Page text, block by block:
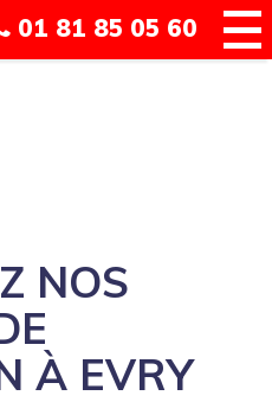
01 81 85 05 60
NOS
À EVRY